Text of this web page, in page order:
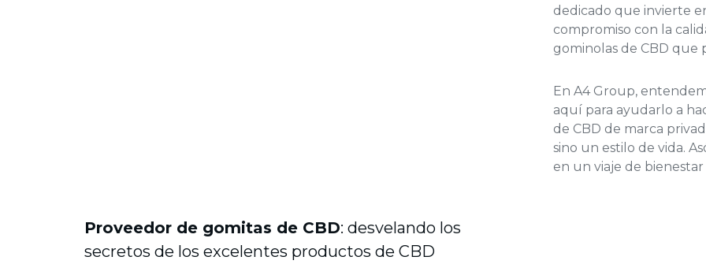
dedicado que invierte
compromiso con la
gominolas de CBD que
En A4 Group,
aquí para ayudarlo a
de CBD de marca
sino un estilo de vida.
en un viaje de bienestar
Proveedor de gomitas de CBD: desvelando los
secretos de los excelentes productos de CBD